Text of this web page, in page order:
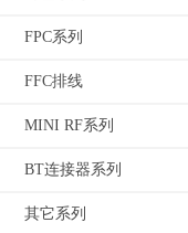
FPC系列
FFC排线
MINI RF系列
BT连接器系列
其它系列